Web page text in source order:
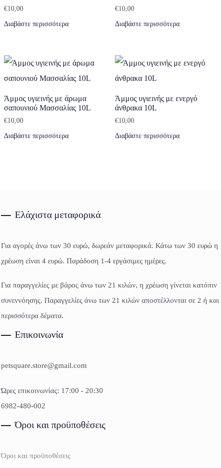
€10,00
Διαβάστε περισσότερα
€10,00
Διαβάστε περισσότερα
Άμμος υγιεινής με άρωμα
σαπουνιού Μασσαλίας 10L
€10,00
Διαβάστε περισσότερα
Άμμος υγιεινής με ενεργό
άνθρακα 10L
€10,00
Διαβάστε περισσότερα
Ελάχιστα μεταφορικά
Για αγορές άνω των 30 ευρώ, δωρεάν μεταφορικά. Κάτω των 30 ευρώ η
χρέωση είναι 4 ευρώ. Παράδοση 1-4 εργάσιμες ημέρες.
Για παραγγελίες με βάρος άνω των 21 κιλών, η χρέωση γίνεται κατόπιν
συνεννόησης. Παραγγελίες άνω των 21 κιλών αποστέλλονται σε 2 ή και
περισσότερα δέματα.
Επικοινωνία
petsquare.store@gmail.com
Ώρες επικοινωνίας: 17:00 - 20:30
6982-480-002
Όροι και προϋποθέσεις
Όροι και προϋποθέσεις